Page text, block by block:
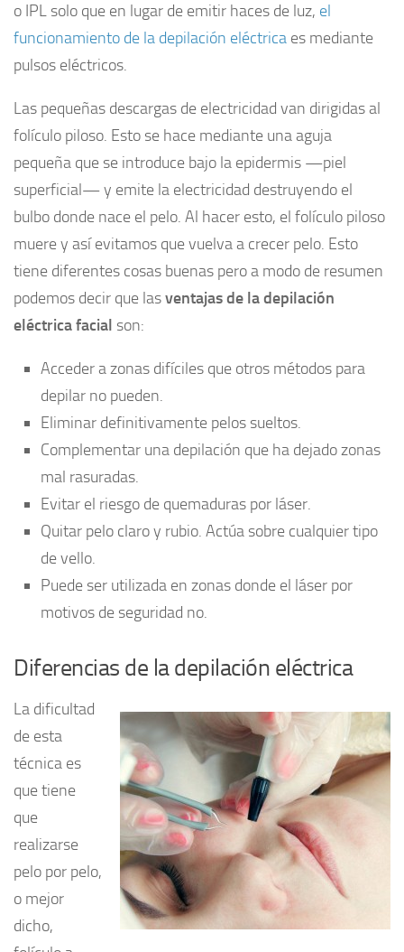
o IPL solo que en lugar de emitir haces de luz, el
funcionamiento de la depilación eléctrica es mediante
pulsos eléctricos.
Las pequeñas descargas de electricidad van dirigidas al
folículo piloso. Esto se hace mediante una aguja
pequeña que se introduce bajo la epidermis —piel
superficial— y emite la electricidad destruyendo el
bulbo donde nace el pelo. Al hacer esto, el folículo piloso
muere y así evitamos que vuelva a crecer pelo. Esto
tiene diferentes cosas buenas pero a modo de resumen
podemos decir que lasventajas de la depilación
eléctrica facial son:
Acceder a zonas difíciles que otros métodos para
depilar no pueden.
Eliminar definitivamente pelos sueltos.
Complementar una depilación que ha dejado zonas
mal rasuradas.
Evitar el riesgo de quemaduras por láser.
Quitar pelo claro y rubio. Actúa sobre cualquier tipo
de vello.
Puede ser utilizada en zonas donde el láser por
motivos de seguridad no.
Diferencias de la depilación eléctrica
La dificultad
de esta
técnica es
que tiene
que
realizarse
pelo por pelo,
o mejor
dicho,